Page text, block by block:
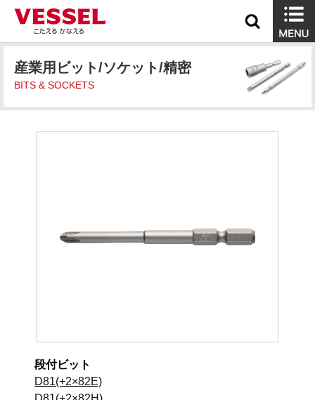
産業用ビット/ソケット/精密
BITS & SOCKETS
段付ビット
D81(+2×82E)